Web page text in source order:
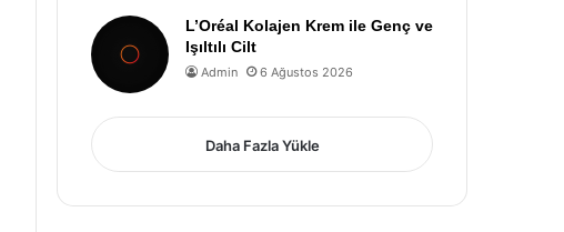
L’Oréal Kolajen Krem ile Genç ve
Işıltılı Cilt
Admin 6 Ağustos 2026
Daha Fazla Yükle